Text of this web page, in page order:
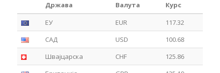
Држава Валута
Курс
ЕУ
EUR
117.32
САД
USD
100.68
Швајцарска
CHF
125.86